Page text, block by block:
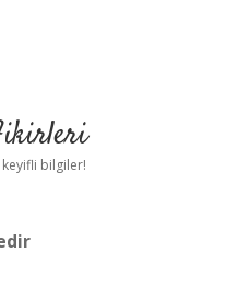
bilgiler!